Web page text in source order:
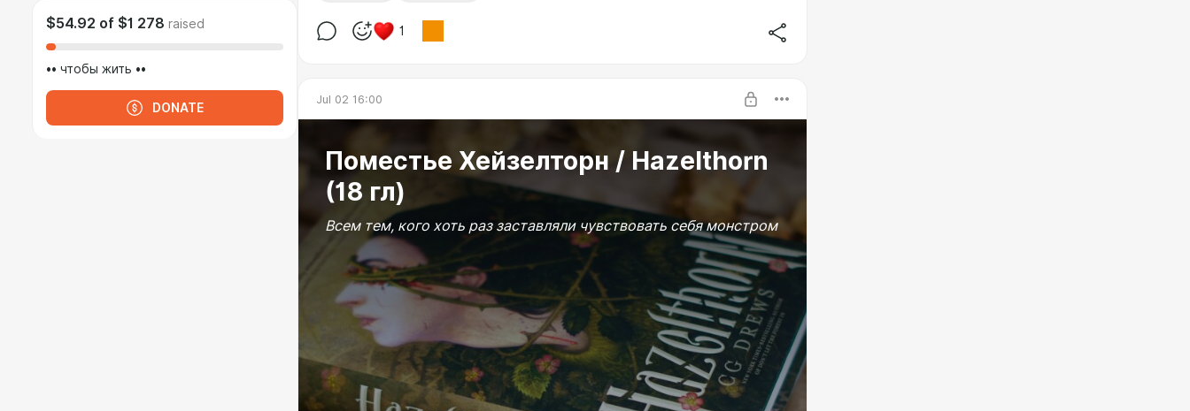
$54.92 of $1 278 raised
•• чтобы жить ••
DONATE
1
Jul 02 16:00
Поместье Хейзелторн / Hazelthorn
(18 гл)
Всем тем, кого хоть раз заставляли чувствовать себя монстром